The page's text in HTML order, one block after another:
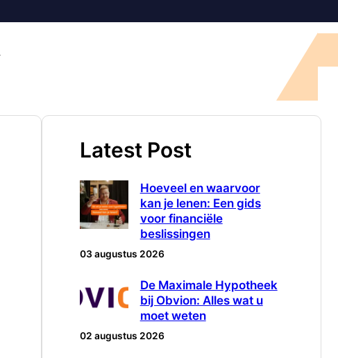
Latest Post
Hoeveel en waarvoor
kan je lenen: Een gids
voor financiële
beslissingen
03 augustus 2026
De Maximale Hypotheek
bij Obvion: Alles wat u
moet weten
02 augustus 2026